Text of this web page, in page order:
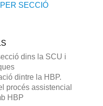
SECCIÓ
dins la SCU i
dintre la HBP.
procés assistencial
HBP